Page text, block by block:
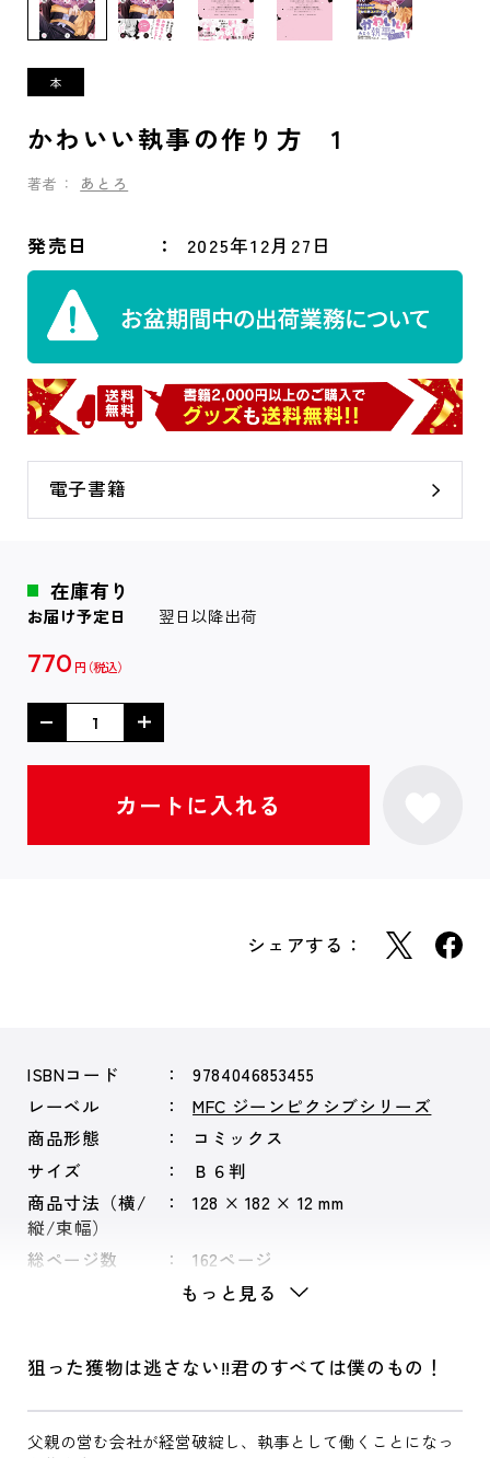
かわいい執事の作り方 1
著者： あとろ
発売日 2025年12月27日
電子書籍
在庫有り
お届け予定日 翌日以降出荷
770 円
シェアする：
ISBNコード
9784046853455
レーベル
MFC ジーンピクシブシリーズ
商品形態
コミックス
サイズ
Ｂ６判
商品寸法（横/
縦/束幅）
128 × 182 × 12 mm
総ページ数 162ページ
もっと見る
狙った獲物は逃さない!!君のすべては僕のもの！
父親の営む会社が経営破綻し、執事として働くことになっ